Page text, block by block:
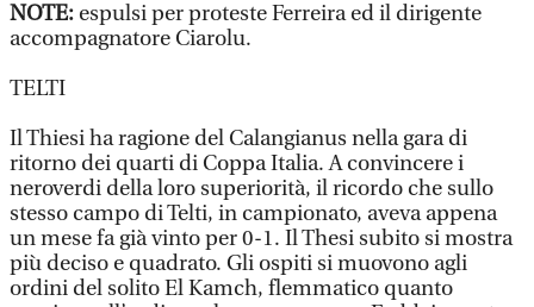
NOTE: espulsi per proteste Ferreira ed il dirigente
accompagnatore Ciarolu.
TELTI
Il Thiesi ha ragione del Calangianus nella gara di
ritorno dei quarti di Coppa Italia. A convincere i
neroverdi della loro superiorità, il ricordo che sullo
stesso campo di Telti, in campionato, aveva appena
un mese fa già vinto per 0-1. Il Thesi subito si mostra
più deciso e quadrato. Gli ospiti si muovono agli
ordini del solito El Kamch, flemmatico quanto